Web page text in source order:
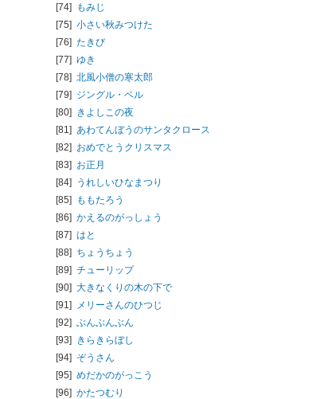
[74] もみじ
[75] 小さい秋みつけた
[76] たきび
[77] ゆき
[78] 北風小僧の寒太郎
[79] ジングル・ベル
[80] きよしこの夜
[81] あわてんぼうのサンタクロース
[82] おめでとうクリスマス
[83] お正月
[84] うれしいひなまつり
[85] ももたろう
[86] かえるのがっしょう
[87] はと
[88] ちょうちょう
[89] チューリップ
[90] 大きなくりの木の下で
[91] メリーさんのひつじ
[92] ぶんぶんぶん
[93] きらきらぼし
[94] ぞうさん
[95] めだかのがっこう
[96] かたつむり